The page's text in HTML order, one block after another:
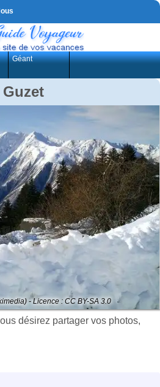
Géant
Guzet
- Licence : CC BY-SA 3.0
désirez partager vos photos,